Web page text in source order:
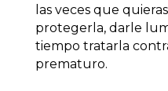
las veces que
protegerla, darle
tiempo tratarla
prematuro.